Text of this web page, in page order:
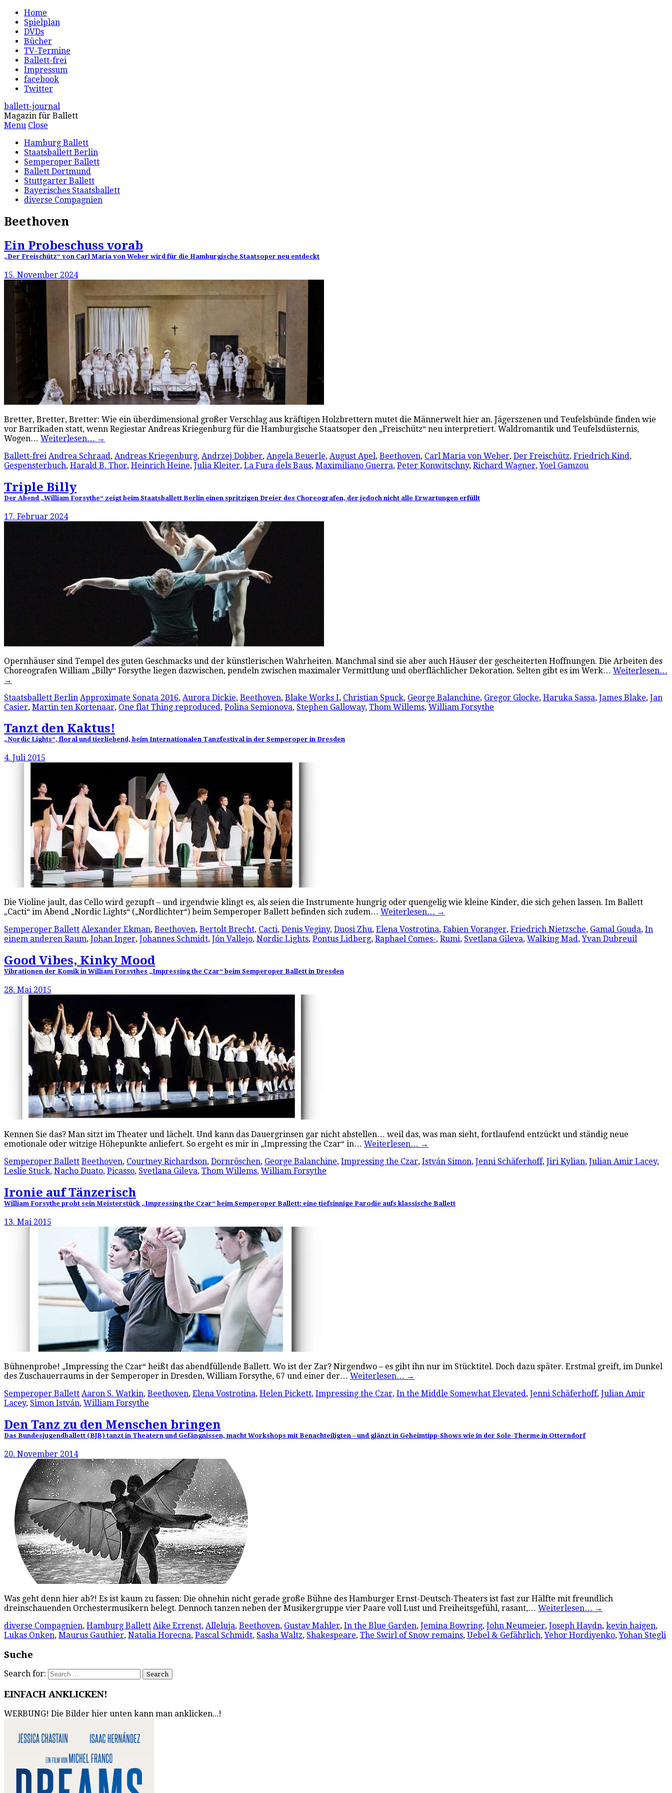
Home
Spielplan
DVDs
Bücher
TV-Termine
Ballett-frei
Impressum
facebook
Twitter
ballett-journal
Magazin für Ballett
Menu Close
Hamburg Ballett
Staatsballett Berlin
Semperoper Ballett
Ballett Dortmund
Stuttgarter Ballett
Bayerisches Staatsballett
diverse Compagnien
Beethoven
Ein Probeschuss vorab
„Der Freischütz“ von Carl Maria von Weber wird für die Hamburgische Staatsoper neu entdeckt
15. November 2024
Bretter, Bretter, Bretter: Wie ein überdimensional großer Verschlag aus kräftigen Holzbrettern mutet die Männerwelt hier an. Jägerszenen und Teufelsbünde finden wie
vor Barrikaden statt, wenn Regiestar Andreas Kriegenburg für die Hamburgische Staatsoper den „Freischütz“ neu interpretiert. Waldromantik und Teufelsdüsternis,
Wogen… Weiterlesen… →
Ballett-frei Andrea Schraad, Andreas Kriegenburg, Andrzej Dobber, Angela Beuerle, August Apel, Beethoven, Carl Maria von Weber, Der Freischütz, Friedrich Kind,
Gespensterbuch, Harald B. Thor, Heinrich Heine, Julia Kleiter, La Fura dels Baus, Maximiliano Guerra, Peter Konwitschny, Richard Wagner,Yoel Gamzou
Triple Billy
Der Abend „William Forsythe“ zeigt beim Staatsballett Berlin einen spritzigen Dreier des Choreografen, der jedoch nicht alle Erwartungen erfüllt
17. Februar 2024
Opernhäuser sind Tempel des guten Geschmacks und der künstlerischen Wahrheiten. Manchmal sind sie aber auch Häuser der gescheiterten Hoffnungen. Die Arbeiten des
Choreografen William „Billy“ Forsythe liegen dazwischen, pendeln zwischen maximaler Vermittlung und oberflächlicher Dekoration. Selten gibt es im Werk… Weiterlesen…
→
Staatsballett Berlin Approximate Sonata 2016, Aurora Dickie, Beethoven, Blake Works I, Christian Spuck, George Balanchine, Gregor Glocke, Haruka Sassa, James Blake, Jan
Casier, Martin ten Kortenaar, One flat Thing reproduced, Polina Semionova, Stephen Galloway, Thom Willems, William Forsythe
Tanzt den Kaktus!
„Nordic Lights“, floral und tierliebend, beim Internationalen Tanzfestival in der Semperoper in Dresden
4. Juli 2015
Die Violine jault, das Cello wird gezupft – und irgendwie klingt es, als seien die Instrumente hungrig oder quengelig wie kleine Kinder, die sich gehen lassen. Im Ballett
„Cacti“ im Abend „Nordic Lights“ („Nordlichter“) beim Semperoper Ballett befinden sich zudem… Weiterlesen… →
Semperoper Ballett Alexander Ekman, Beethoven, Bertolt Brecht, Cacti, Denis Veginy, Duosi Zhu, Elena Vostrotina, Fabien Voranger, Friedrich Nietzsche, Gamal Gouda, In
einem anderen Raum, Johan Inger, Johannes Schmidt, Jón Vallejo, Nordic Lights, Pontus Lidberg, Raphael Comes-, Rumi, Svetlana Gileva, Walking Mad,Yvan Dubreuil
Good Vibes, Kinky Mood
Vibrationen der Komik in William Forsythes „Impressing the Czar“ beim Semperoper Ballett in Dresden
28. Mai 2015
Kennen Sie das? Man sitzt im Theater und lächelt. Und kann das Dauergrinsen gar nicht abstellen… weil das, was man sieht, fortlaufend entzückt und ständig neue
emotionale oder witzige Höhepunkte anliefert. So ergeht es mir in „Impressing the Czar“ in… Weiterlesen… →
Semperoper Ballett Beethoven, Courtney Richardson, Dornröschen, George Balanchine, Impressing the Czar, István Simon, Jenni Schäferhoff, Jiri Kylian, Julian Amir Lacey,
Leslie Stuck, Nacho Duato, Picasso, Svetlana Gileva, Thom Willems, William Forsythe
Ironie auf Tänzerisch
William Forsythe probt sein Meisterstück „Impressing the Czar“ beim Semperoper Ballett: eine tiefsinnige Parodie aufs klassische Ballett
13. Mai 2015
Bühnenprobe! „Impressing the Czar“ heißt das abendfüllende Ballett. Wo ist der Zar? Nirgendwo – es gibt ihn nur im Stücktitel. Doch dazu später. Erstmal greift, im Dunkel
des Zuschauerraums in der Semperoper in Dresden, William Forsythe, 67 und einer der… Weiterlesen… →
Semperoper Ballett Aaron S. Watkin, Beethoven, Elena Vostrotina, Helen Pickett, Impressing the Czar, In the Middle Somewhat Elevated, Jenni Schäferhoff, Julian Amir
Lacey, Simon István, William Forsythe
Den Tanz zu den Menschen bringen
Das Bundesjugendballett (BJB) tanzt in Theatern und Gefängnissen, macht Workshops mit Benachteiligten – und glänzt in Geheimtipp-Shows wie in der Sole-Therme in Otterndorf
20. November 2014
Was geht denn hier ab?! Es ist kaum zu fassen: Die ohnehin nicht gerade große Bühne des Hamburger Ernst-Deutsch-Theaters ist fast zur Hälfte mit freundlich
dreinschauenden Orchestermusikern belegt. Dennoch tanzen neben der Musikergruppe vier Paare voll Lust und Freiheitsgefühl, rasant,… Weiterlesen… →
diverse Compagnien, Hamburg Ballett Aike Errenst, Alleluja, Beethoven, Gustav Mahler, In the Blue Garden, Jemina Bowring, John Neumeier, Joseph Haydn, kevin haigen,
Lukas Onken, Maurus Gauthier, Natalia Horecna, Pascal Schmidt, Sasha Waltz, Shakespeare, The Swirl of Snow remains, Uebel & Gefährlich,Yehor Hordiyenko,Yohan Stegli
Suche
Search for:
EINFACH ANKLICKEN!
WERBUNG! Die Bilder hier unten kann man anklicken...!